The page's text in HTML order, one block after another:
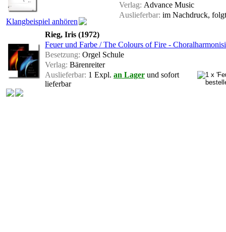
Klangbeispiel anhören
Verlag: Advance Music
Auslieferbar: im Nachdruck,
Rieg, Iris (1972)
Feuer und Farbe / The Colours of Fire -
Besetzung: Orgel Schule
Verlag: Bärenreiter
Auslieferbar: 1 Expl. an Lager und sofort
lieferbar